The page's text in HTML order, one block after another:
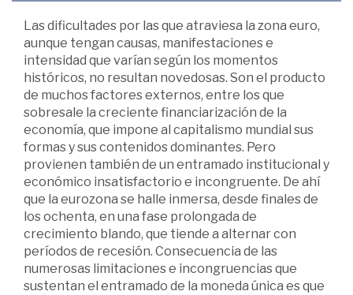
Las dificultades por las que atraviesa la zona euro,
aunque tengan causas, manifestaciones e
intensidad que varían según los momentos
históricos, no resultan novedosas. Son el producto
de muchos factores externos, entre los que
sobresale la creciente financiarización de la
economía, que impone al capitalismo mundial sus
formas y sus contenidos dominantes. Pero
provienen también de un entramado institucional y
económico insatisfactorio e incongruente. De ahí
que la eurozona se halle inmersa, desde finales de
los ochenta, en una fase prolongada de
crecimiento blando, que tiende a alternar con
períodos de recesión. Consecuencia de las
numerosas limitaciones e incongruencias que
sustentan el entramado de la moneda única es que